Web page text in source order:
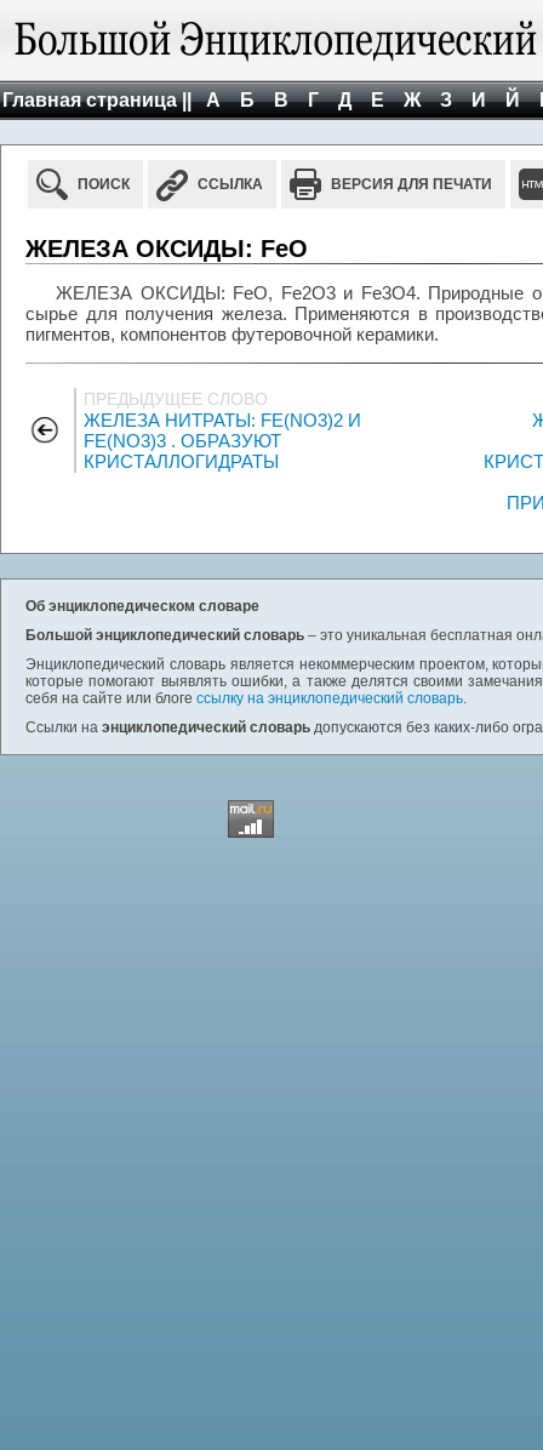
Главная страница || А Б В Г Д Е Ж З И Й
ПОИСК ССЫЛКА ВЕРСИЯ ДЛЯ ПЕЧАТИ
ЖЕЛЕЗА ОКСИДЫ: FeO
ЖЕЛЕЗА ОКСИДЫ: FeO, Fe2O3 и Fe3O4. Природные
сырье для получения железа. Применяются в
пигментов, компонентов футеровочной керамики.
ПРЕДЫДУЩЕЕ СЛОВО
ЖЕЛЕЗА НИТРАТЫ: FE(NO3)2 И
FE(NO3)3 . ОБРАЗУЮТ
КРИСТАЛЛОГИДРАТЫ
Об энциклопедическом словаре
Большой энциклопедический словарь – это уникальная бесплатная
Энциклопедический словарь является некоммерческим проектом,
которые помогают выявлять ошибки, а также делятся своими
себя на сайте или блоге ссылку на энциклопедический словарь.
Ссылки на энциклопедический словарь допускаются без каких-либо